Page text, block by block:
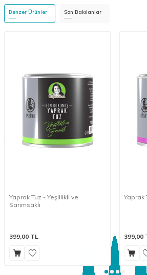
Benzer Ürünler Son Bakılanlar
Yaprak Tuz - Yeşillikli ve
Sarımsaklı
399,00 TL
Yaprak
399,00